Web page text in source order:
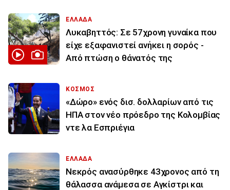
ΕΛΛΑΔΑ
Λυκαβηττός: Σε 57χρονη γυναίκα που
είχε εξαφανιστεί ανήκει η σορός -
Από πτώση ο θάνατός της
ΚΟΣΜΟΣ
«Δώρο» ενός δισ. δολλαρίων από τις
ΗΠΑ στον νέο πρόεδρο της Κολομβίας
ντε λα Εσπριέγια
ΕΛΛΑΔΑ
Νεκρός ανασύρθηκε 43χρονος από τη
θάλασσα ανάμεσα σε Αγκίστρι και